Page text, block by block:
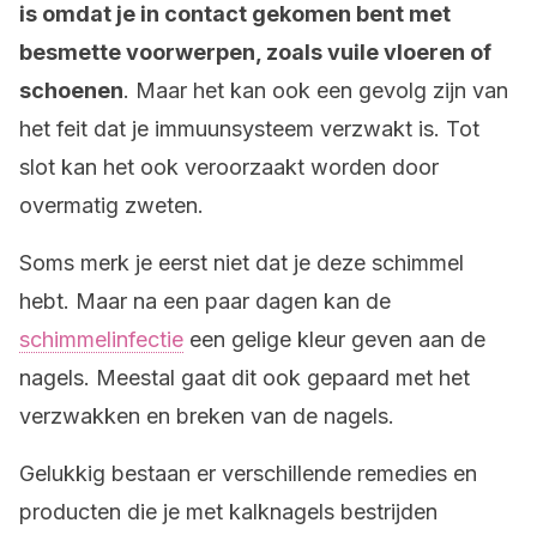
is omdat je in contact gekomen bent met
besmette voorwerpen, zoals vuile vloeren of
schoenen. Maar het kan ook een gevolg zijn van
het feit dat je immuunsysteem verzwakt is. Tot
slot kan het ook veroorzaakt worden door
overmatig zweten.
Soms merk je eerst niet dat je deze schimmel
hebt. Maar na een paar dagen kan de
schimmelinfectie een gelige kleur geven aan de
nagels. Meestal gaat dit ook gepaard met het
verzwakken en breken van de nagels.
Gelukkig bestaan er verschillende remedies en
producten die je met kalknagels bestrijden